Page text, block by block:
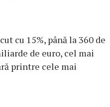
cu 15%, până la 360 de
de euro, cel mai
printre cele mai